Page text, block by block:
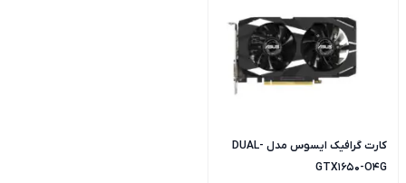
کارت گرافیک ایسوس مدل DUAL-
GTX1650-O4G